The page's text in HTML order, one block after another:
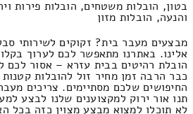
בטון, הובלות משטחים, הובלות פירות
והנעה, הובלות מזון
מבצעים מעבר בית? זקוקים לשירותי
אלינו. באתרנו מתאפשר לכם לערוך
הובלת רהיטים בבית עזרא – אסור
כבר הרבה זמן מחיר זול להובלות
החיפושים שלכם מסתיימים. צריכים
תנו אור ירוק למקצוענים שלנו לבצע
לא תוכלו למצוא מבצע מצוין כזה בכל